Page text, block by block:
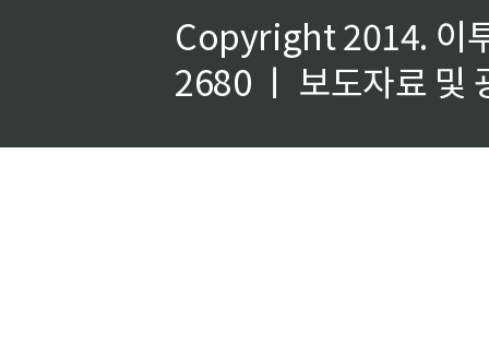
Copyright 2014. 이
2680 ㅣ 보도자료